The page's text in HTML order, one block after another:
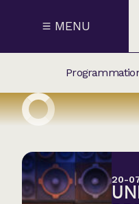
MENU
20-